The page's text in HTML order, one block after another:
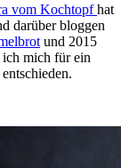
vom Kochtopfhat
darüber bloggen
und 2015
ich mich für ein